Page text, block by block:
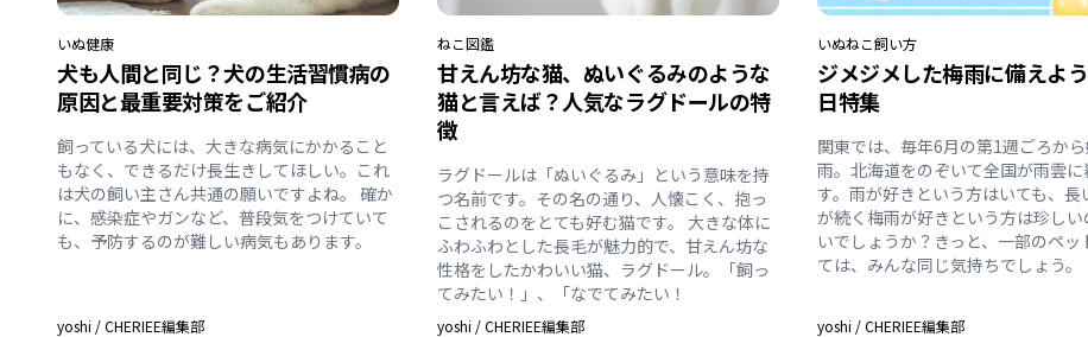
いぬ健康
犬も人間と同じ？犬の生活習慣病の
原因と最重要対策をご紹介
飼っている犬には、大きな病気にかかること
もなく、できるだけ長生きしてほしい。これ
は犬の飼い主さん共通の願いですよね。 確か
に、感染症やガンなど、普段気をつけていて
も、予防するのが難しい病気もあります。
yoshi /CHERIEE編集部
ねこ図鑑
甘えん坊な猫、ぬいぐるみのような
猫と言えば？人気なラグドールの特
徴
ラグドールは「ぬいぐるみ」という意味を持
つ名前です。その名の通り、人懐こく、抱っ
こされるのをとても好む猫です。 大きな体に
ふわふわとした長毛が魅力的で、甘えん坊な
性格をしたかわいい猫、ラグドール。「飼っ
てみたい！」、「なでてみたい！
yoshi /CHERIEE編集部
いぬねこ飼い方
ジメジメした梅雨に備えよ
日特集
関東では、毎年6月の第1週ごろか
雨。北海道をのぞいて全国が雨雲に
す。雨が好きという方はいても、長
が続く梅雨が好きという方は珍しい
いでしょうか？きっと、一部のペッ
ては、みんな同じ気持ちでしょう。
yoshi /CHERIEE編集部